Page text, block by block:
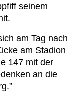
seinem
am Tag nach
am Stadion
147 mit der
an die